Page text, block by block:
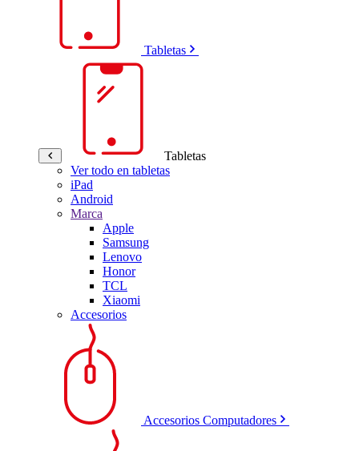
Tabletas
Tabletas
Ver todo en tabletas
iPad
Android
Marca
Apple
Samsung
Lenovo
Honor
TCL
Xiaomi
Accesorios
Accesorios Computadores